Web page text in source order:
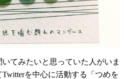
てみたいと思っていた人がいま
を中心に活動する「つめを